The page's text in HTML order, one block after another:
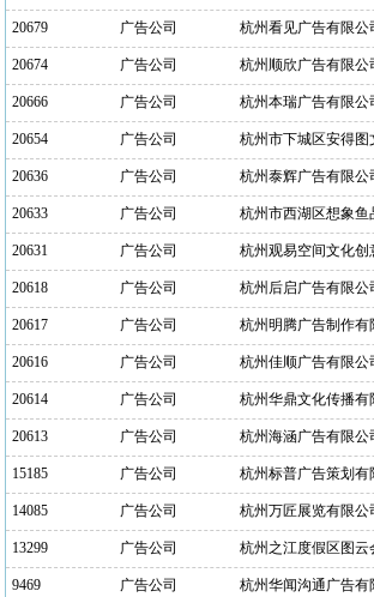
20679 广告公司 杭州看见广告有限公
20674 广告公司 杭州顺欣广告有限公
20666 广告公司 杭州本瑞广告有限公
20654 广告公司 杭州市下城区安得图
20636 广告公司 杭州泰辉广告有限公
20633 广告公司 杭州市西湖区想象
20631 广告公司 杭州观易空间文化创
20618 广告公司 杭州后启广告有限公
20617 广告公司 杭州明腾广告制作有
20616 广告公司 杭州佳顺广告有限公
20614 广告公司 杭州华鼎文化传播有
20613 广告公司 杭州海涵广告有限公
15185 广告公司 杭州标普广告策划有
14085 广告公司 杭州万匠展览有限公
13299 广告公司 杭州之江度假区图云
9469 广告公司 杭州华闻沟通广告有